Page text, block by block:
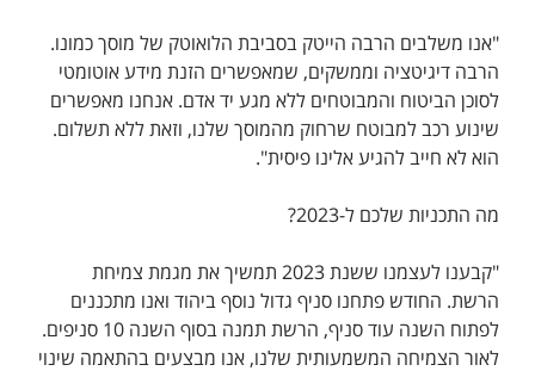
"אנו משלבים הרבה הייטק בסביבת הלואוטק של מוסך כמונו.
הרבה דיגיטציה וממשקים, שמאפשרים הזנת מידע אוטומטי
לסוכן הביטוח והמבוטחים ללא מגע יד אדם. אנחנו מאפשרים
שינוע רכב למבוטח שרחוק מהמוסך שלנו, וזאת ללא תשלום.
הוא לא חייב להגיע אלינו פיסית".
מה התכניות שלכם ל-2023?
"קבענו לעצמנו ששנת 2023 תמשיך את מגמת צמיחת
הרשת. החודש פתחנו סניף גדול נוסף ביהוד ואנו מתכננים
לפתוח השנה עוד סניף, הרשת תמנה בסוף השנה 10 סניפים.
לאור הצמיחה המשמעותית שלנו, אנו מבצעים בהתאמה שינוי